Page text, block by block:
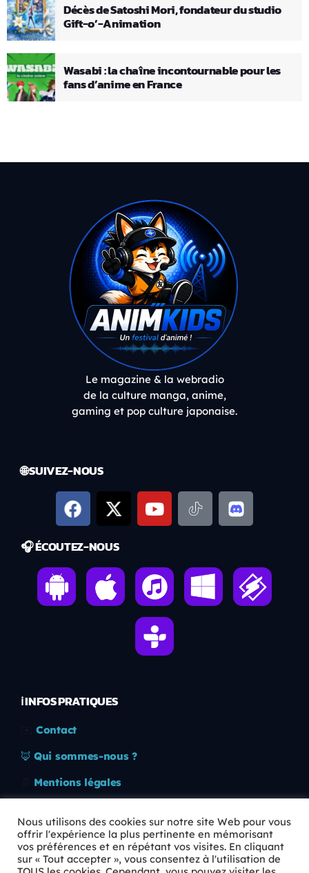
Décès de Satoshi Mori, fondateur du studio
Gift-o’-Animation
Wasabi : la chaîne incontournable pour les
fans d’anime en France
Le magazine & la webradio
de la culture manga, anime,
gaming et pop culture japonaise.
🌐 SUIVEZ-NOUS
🎧 ÉCOUTEZ-NOUS
ℹ️ INFOS PRATIQUES
Contact
🦊 Qui sommes-nous ?
Mentions légales
🛡️ RGPD
Copyright © 2026 Animkids. Tous droits réservés.
Nous utilisons des cookies sur notre site Web pour vous
offrir l'expérience la plus pertinente en mémorisant
vos préférences et en répétant vos visites. En cliquant
sur « Tout accepter », vous consentez à l'utilisation de